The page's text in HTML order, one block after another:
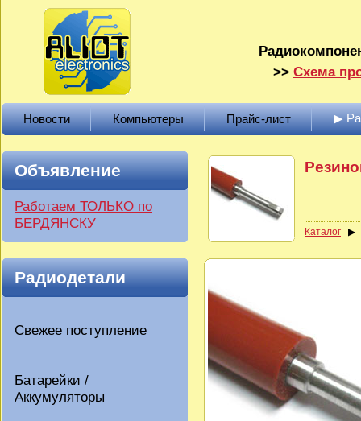
>> Схема
Новости Компьютеры Прайс-лист ▶
Объявление
Работаем ТОЛЬКО по
БЕРДЯНСКУ
Радиодетали
Свежее поступление
Батарейки /
Аккумуляторы
Каталог